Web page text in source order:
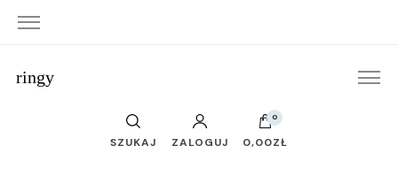
ringy
SZUKAJ ZALOGUJ
0
0,00ZŁ